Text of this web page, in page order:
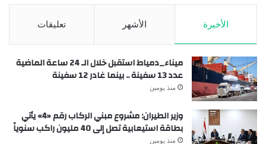
الأخيرة الأشهر تعليقات
ميناء_دمياط استقبل خلال الـ 24 ساعة الماضية
عدد 13 سفينة .. بينما غادر 12 سفينة
منذ يومين
وزير الطيران: مشروع مبني الركاب رقم «4» يأتي
بطاقة استيعابية تصل إلى 40 مليون راكب سنوياً
منذ يومين